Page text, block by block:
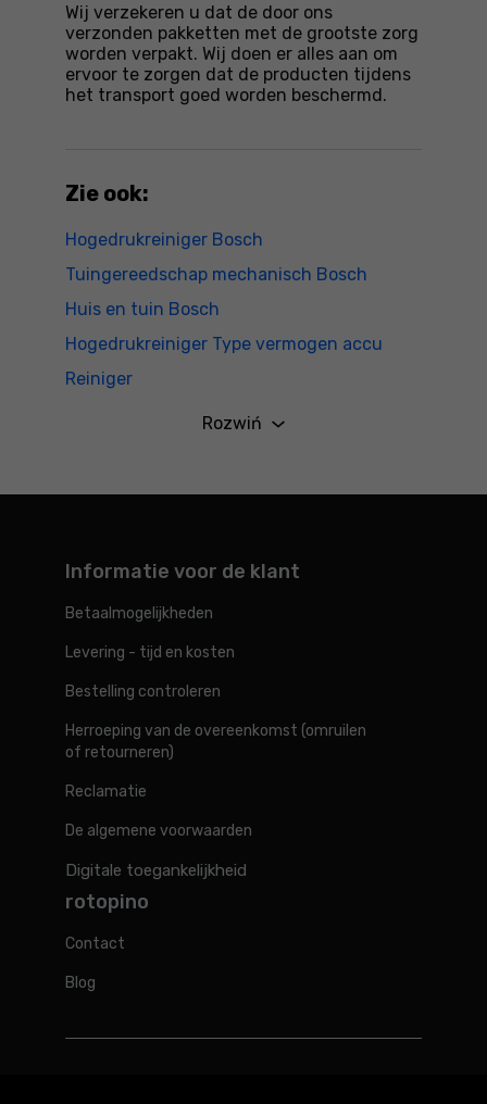
Wij verzekeren u dat de door ons
verzonden pakketten met de grootste zorg
worden verpakt. Wij doen er alles aan om
ervoor te zorgen dat de producten tijdens
het transport goed worden beschermd.
Zie ook:
Hogedrukreiniger Bosch
Tuingereedschap mechanisch Bosch
Huis en tuin Bosch
Hogedrukreiniger Type vermogen accu
Reiniger
Tuingereedschap mechanisch
Rozwiń
Informatie voor de klant
Betaalmogelijkheden
Levering - tijd en kosten
Bestelling controleren
Herroeping van de overeenkomst (omruilen
of retourneren)
Reclamatie
De algemene voorwaarden
Digitale toegankelijkheid
rotopino
Contact
Blog